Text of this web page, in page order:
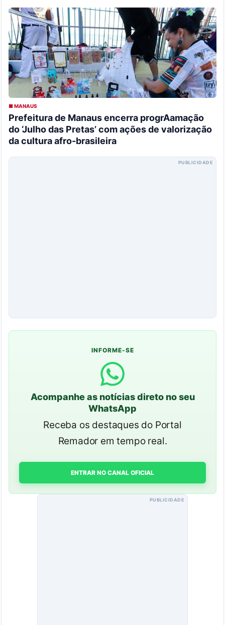
■ MANAUS
Prefeitura de Manaus encerra progrAamação
do ‘Julho das Pretas’ com ações de valorização
da cultura afro-brasileira
PUBLICIDADE
INFORME-SE
Acompanhe as notícias direto no seu
WhatsApp
Receba os destaques do Portal
Remador em tempo real.
ENTRAR NO CANAL OFICIAL
PUBLICIDADE